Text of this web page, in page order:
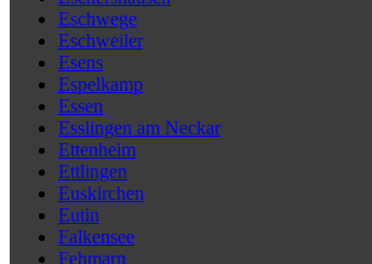
Eschwege
Eschweiler
Esens
Espelkamp
Essen
Esslingen am Neckar
Ettenheim
Ettlingen
Euskirchen
Eutin
Falkensee
Fehmarn